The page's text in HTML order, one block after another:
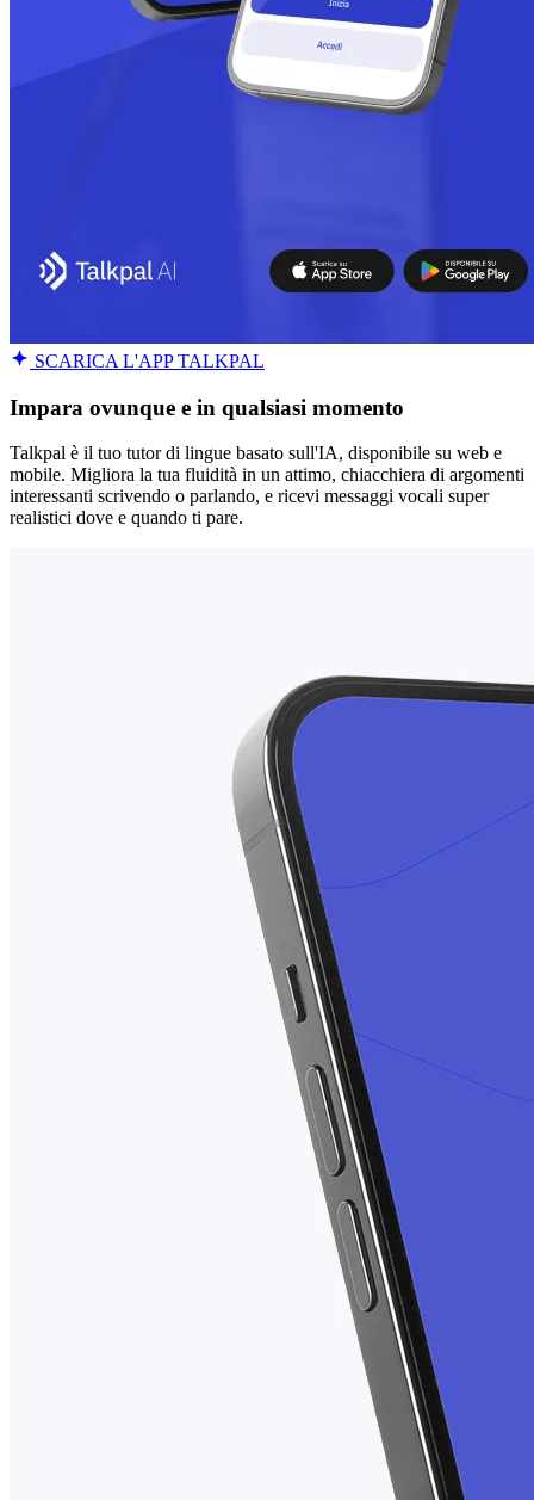
SCARICA L'APP TALKPAL
Impara ovunque e in qualsiasi momento
Talkpal è il tuo tutor di lingue basato sull'IA, disponibile su web e
mobile. Migliora la tua fluidità in un attimo, chiacchiera di argomenti
interessanti scrivendo o parlando, e ricevi messaggi vocali super
realistici dove e quando ti pare.